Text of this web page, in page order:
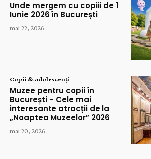
Unde mergem cu copiii de 1
Iunie 2026 în București
mai 22, 2026
Copii & adolescenți
Muzee pentru copii în
București – Cele mai
interesante atracții de la
„Noaptea Muzeelor” 2026
mai 20, 2026